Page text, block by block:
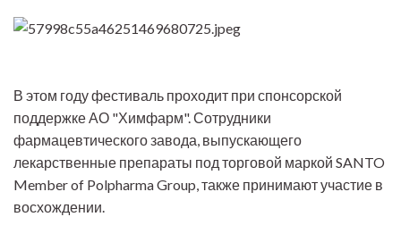
В этом году фестиваль проходит при спонсорской
поддержке АО "Химфарм". Сотрудники
фармацевтического завода, выпускающего
лекарственные препараты под торговой маркой SANTO
Member of Polpharma Group, также принимают участие в
восхождении.